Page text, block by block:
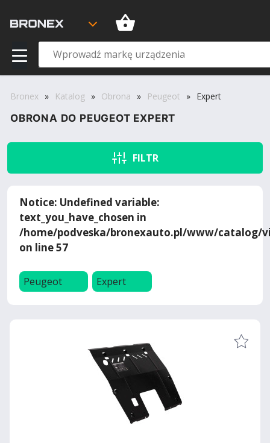
Bronex » Katalog » Obrona » Peugeot » Expert
OBRONA DO PEUGEOT EXPERT
FILTR
Notice: Undefined variable:
text_you_have_chosen in
/home/podveska/bronexauto.pl/www/catalog/
on line57
Peugeot Expert